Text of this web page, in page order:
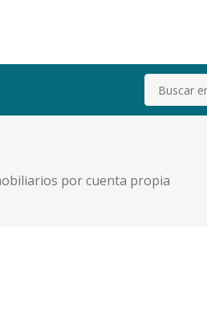
Buscar
por cuenta propia